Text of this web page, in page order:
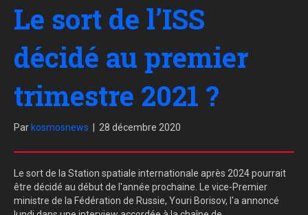
Le sort de l’ISS
décidé au premier
trimestre 2021 ?
Par kosmosnews 28 décembre 2020
Le sort de la Station spatiale internationale après 2024 pourrait
être décidé au début de l'année prochaine. Le vice-Premier
ministre de la Fédération de Russie, Youri Borisov, l'a annoncé